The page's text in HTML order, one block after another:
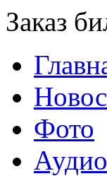
Заказ
Фото
Аудио